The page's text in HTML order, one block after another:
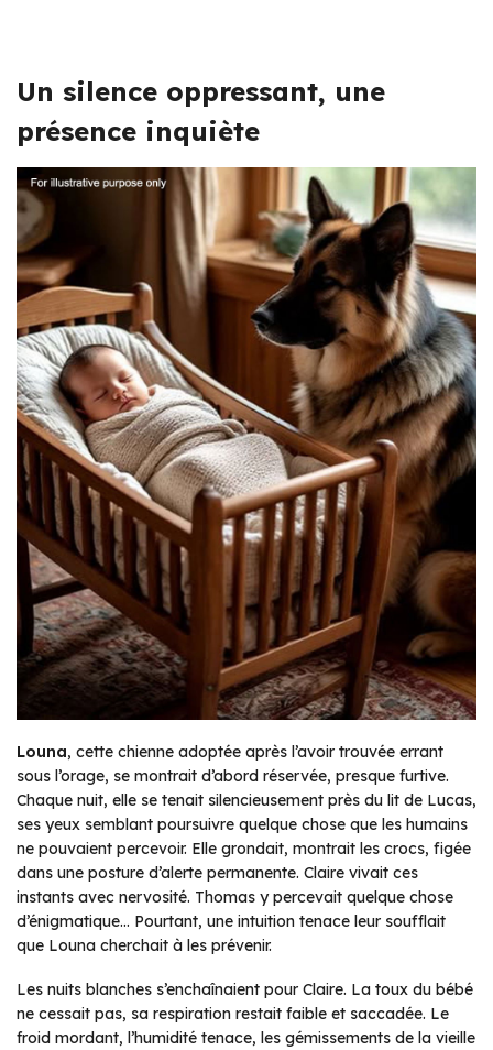
Un silence oppressant, une
présence inquiète
Louna, cette chienne adoptée après l’avoir trouvée errant
sous l’orage, se montrait d’abord réservée, presque furtive.
Chaque nuit, elle se tenait silencieusement près du lit de Lucas,
ses yeux semblant poursuivre quelque chose que les humains
ne pouvaient percevoir. Elle grondait, montrait les crocs, figée
dans une posture d’alerte permanente. Claire vivait ces
instants avec nervosité. Thomas y percevait quelque chose
d’énigmatique… Pourtant, une intuition tenace leur soufflait
que Louna cherchait à les prévenir.
Les nuits blanches s’enchaînaient pour Claire. La toux du bébé
ne cessait pas, sa respiration restait faible et saccadée. Le
froid mordant, l’humidité tenace, les gémissements de la vieille